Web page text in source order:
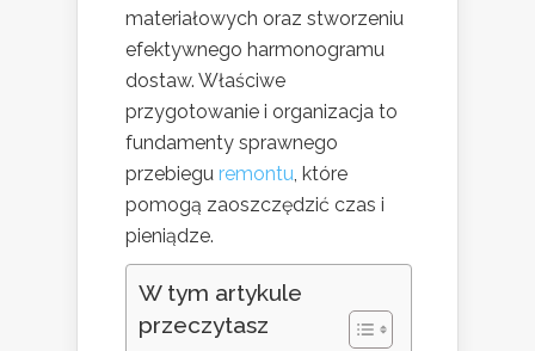
materiałowych oraz stworzeniu
efektywnego harmonogramu
dostaw. Właściwe
przygotowanie i organizacja to
fundamenty sprawnego
przebiegu remontu , które
pomogą zaoszczędzić czas i
pieniądze.
W tym artykule
przeczytasz